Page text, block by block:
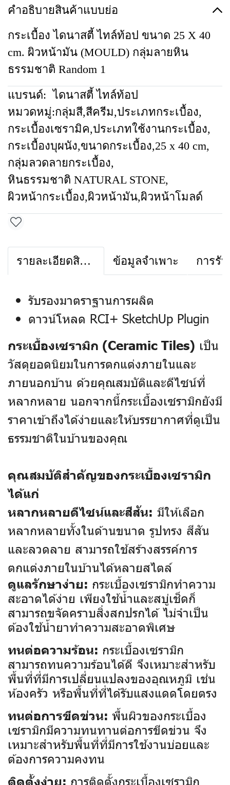
คำอธิบายสินค้าแบบย่อ
กระเบื้อง ไดนาสตี้ ไทล์ท้อป ขนาด 25 X 40
cm. ผิวหน้ามัน (MOULD) กลุ่มลายหิน
ธรรมชาติ Random 1
แบรนด์: ไดนาสตี้ ไทล์ท้อป
หมวดหมู่:กลุ่มสี,สีครีม,ประเภทกระเบื้อง,
กระเบื้องเซรามิค,ประเภทใช้งานกระเบื้อง,
กระเบื้องบุผนัง,ขนาดกระเบื้อง,25 x 40 cm,
กลุ่มลวดลายกระเบื้อง,
หินธรรมชาติ NATURAL STONE,
ผิวหน้ากระเบื้อง,ผิวหน้ามัน,ผิวหน้าโมลด์
รายละเอียดสินค้า ข้อมูลจำเพาะ การรั
รับรองมาตราฐานการผลิต
ดาวน์โหลด RCI+ SketchUp Plugin
กระเบื้องเซรามิก (Ceramic Tiles) เป็น
วัสดุยอดนิยมในการตกแต่งภายในและ
ภายนอกบ้าน ด้วยคุณสมบัติและดีไซน์ที่
หลากหลาย นอกจากนี้กระเบื้องเซรามิกยังมี
ราคาเข้าถึงได้ง่ายและให้บรรยากาศที่ดูเป็น
ธรรมชาติในบ้านของคุณ
คุณสมบัติสำคัญของกระเบื้องเซรามิก
ได้แก่
หลากหลายดีไซน์และสีสัน: มีให้เลือก
หลากหลายทั้งในด้านขนาด รูปทรง สีสัน
และลวดลาย สามารถใช้สร้างสรรค์การ
ตกแต่งภายในบ้านได้หลายสไตล์
ดูแลรักษาง่าย: กระเบื้องเซรามิกทำความ
สะอาดได้ง่าย เพียงใช้น้ำและสบู่เช็ดก็
สามารถขจัดคราบสิ่งสกปรกได้ ไม่จำเป็น
ต้องใช้น้ำยาทำความสะอาดพิเศษ
ทนต่อความร้อน: กระเบื้องเซรามิก
สามารถทนความร้อนได้ดี จึงเหมาะสำหรับ
พื้นที่ที่มีการเปลี่ยนแปลงของอุณหภูมิ เช่น
ห้องครัว หรือพื้นที่ที่ได้รับแสงแดดโดยตรง
ทนต่อการขีดข่วน: พื้นผิวของกระเบื้อง
เซรามิกมีความทนทานต่อการขีดข่วน จึง
เหมาะสำหรับพื้นที่ที่มีการใช้งานบ่อยและ
ต้องการความคงทน
ติดตั้งง่าย: การติดตั้งกระเบื้องเซรามิก